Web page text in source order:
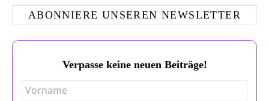
ABONNIERE UNSEREN NEWSLETTER
Verpasse keine neuen Beiträge!